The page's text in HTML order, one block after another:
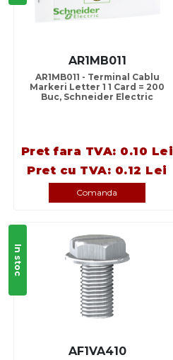
AR1MB011
AR1MB011 - Terminal Cablu
Markeri Letter 1 1 Card = 200
Buc, Schneider Electric
Pret fara TVA: 0.10 Lei
Pret cu TVA: 0.12 Lei
Comanda
In stoc
AF1VA410